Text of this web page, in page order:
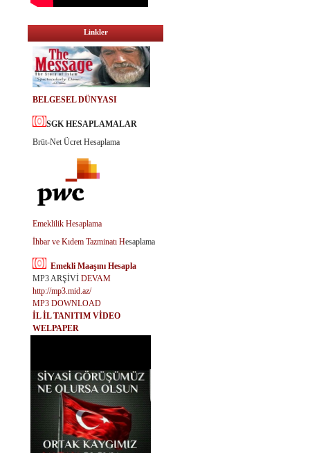
Linkler
BELGESEL DÜNYASI
SGK HESAPLAMALAR
Brüt-Net Ücret Hesaplama
Emeklilik Hesaplama
İhbar ve Kıdem Tazminatı Hesaplama
Emekli Maaşını Hesapla
MP3 ARŞİVİ DEVAM
http://mp3.mid.az/
MP3 DOWNLOAD
İL İL TANITIM VİDEO
WELPAPER